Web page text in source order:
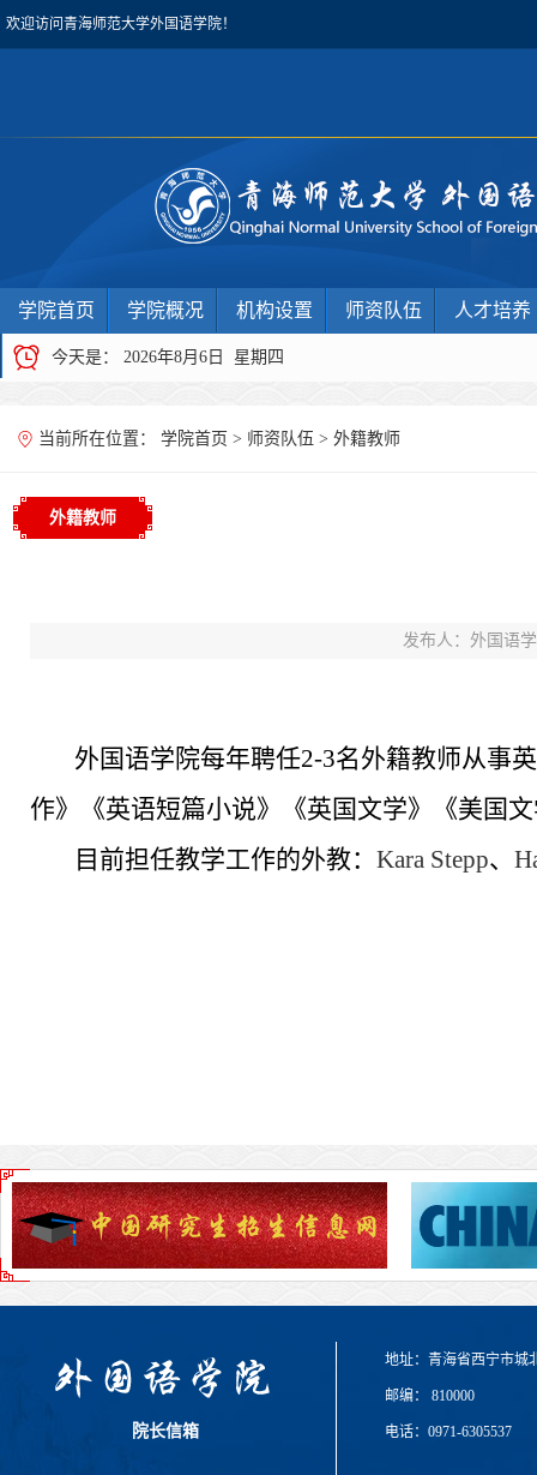
欢迎访问青海师范大学外国语学院！
学院首页 学院概况 机构设置 师资队伍 人才培养
今天是： 2026年8月6日 星期四
当前所在位置： 学院首页 > 师资队伍 > 外籍教师
外籍教师
发布人：外国语
外国语学院每年聘任2-3名外籍教师从事
作》《英语短篇小说》《英国文学》《美国
目前担任教学工作的外教： Kara Stepp、
院长信箱
地址：青海省西宁市城
邮编： 810000
电话：0971-6305537